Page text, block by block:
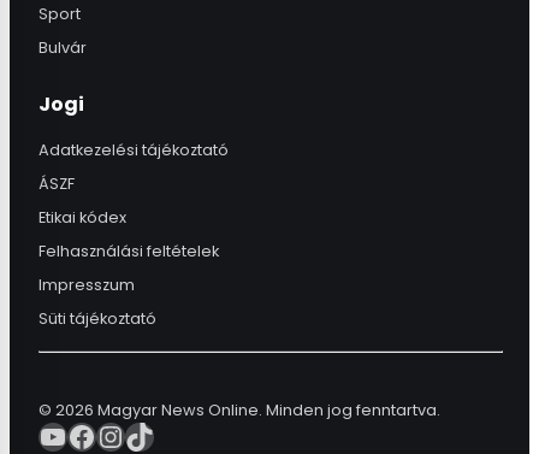
Sport
Bulvár
Jogi
Adatkezelési tájékoztató
ÁSZF
Etikai kódex
Felhasználási feltételek
Impresszum
Süti tájékoztató
© 2026 Magyar News Online. Minden jog fenntartva.
YouTube
Facebook
Instagram
TikTok